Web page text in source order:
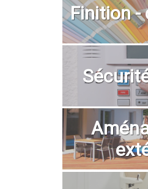
Finition -